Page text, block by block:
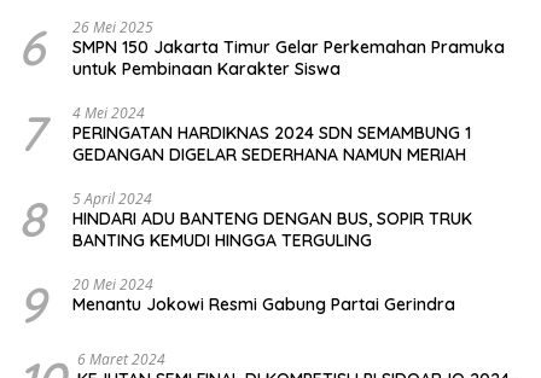
6 26 Mei 2025
SMPN 150 Jakarta Timur Gelar Perkemahan Pramuka
untuk Pembinaan Karakter Siswa
7 4 Mei 2024
PERINGATAN HARDIKNAS 2024 SDN SEMAMBUNG 1
GEDANGAN DIGELAR SEDERHANA NAMUN MERIAH
8 5 April 2024
HINDARI ADU BANTENG DENGAN BUS, SOPIR TRUK
BANTING KEMUDI HINGGA TERGULING
9 20 Mei 2024
Menantu Jokowi Resmi Gabung Partai Gerindra
6 Maret 2024